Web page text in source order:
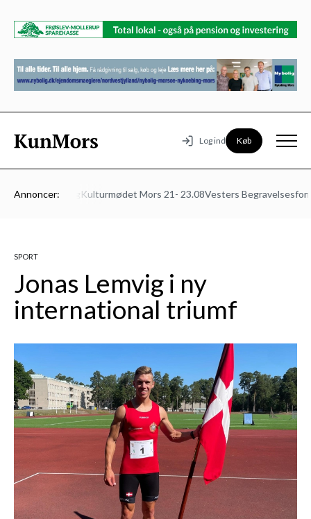
Log ind Køb
Annoncer:
Klinik Foldberg Kulturmødet Mors 21- 23.08Vesters
SPORT
Jonas Lemvig i ny
international triumf